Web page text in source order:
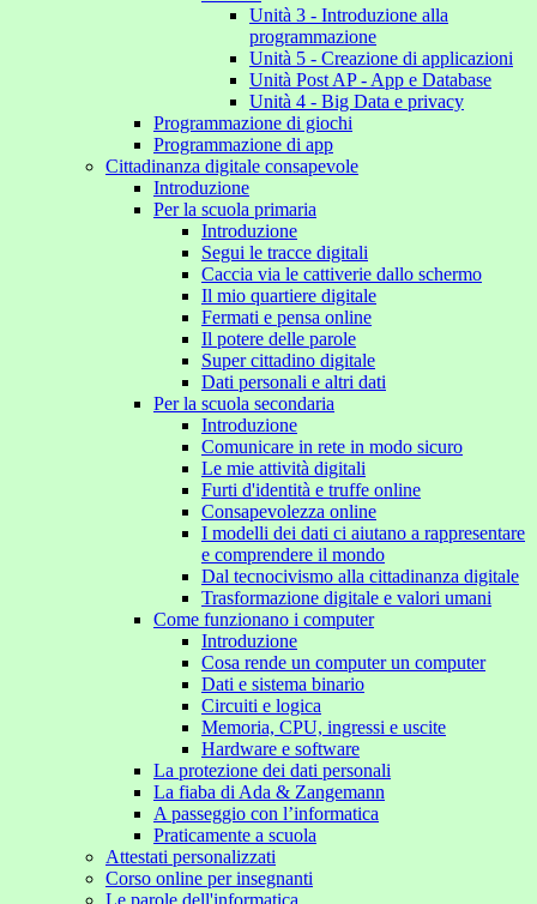
Unità 3 - Introduzione alla
programmazione
Unità 5 - Creazione di applicazioni
Unità Post AP - App e Database
Unità 4 - Big Data e privacy
Programmazione di giochi
Programmazione di app
Cittadinanza digitale consapevole
Introduzione
Per la scuola primaria
Introduzione
Segui le tracce digitali
Caccia via le cattiverie dallo schermo
Il mio quartiere digitale
Fermati e pensa online
Il potere delle parole
Super cittadino digitale
Dati personali e altri dati
Per la scuola secondaria
Introduzione
Comunicare in rete in modo sicuro
Le mie attività digitali
Furti d'identità e truffe online
Consapevolezza online
I modelli dei dati ci aiutano a rappresentare
e comprendere il mondo
Dal tecnocivismo alla cittadinanza digitale
Trasformazione digitale e valori umani
Come funzionano i computer
Introduzione
Cosa rende un computer un computer
Dati e sistema binario
Circuiti e logica
Memoria, CPU, ingressi e uscite
Hardware e software
La protezione dei dati personali
La fiaba di Ada & Zangemann
A passeggio con l’informatica
Praticamente a scuola
Attestati personalizzati
Corso online per insegnanti
Le parole dell'informatica